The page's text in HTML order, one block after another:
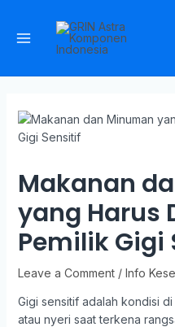
Makanan
yang Harus
Pemilik Gigi
Leave a Comment / Info
Gigi sensitif adalah kondisi
atau nyeri saat terkena